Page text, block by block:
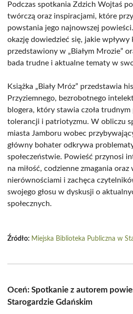
Podczas spotkania Zdzich Wojtaś
twórczą oraz inspiracjami, które
powstania jego najnowszej
okazję dowiedzieć się, jakie wpływy
przedstawiony w „Białym Mrozie”
bada trudne i aktualne tematy w
Książka „Biały Mróz” przedstawia
Przyziemnego, bezrobotnego
blogera, który stawia czoła
tolerancji i patriotyzmu. W obliczu
miasta Jamboru wobec
główny bohater odkrywa
społeczeństwie. Powieść przynosi
na miłość, codzienne zmagania oraz
nierównościami i zachęca
swojego głosu w dyskusji o
społecznych.
Źródło: Miejska Biblioteka Publiczna w
Oceń: Spotkanie z autorem
Starogardzie Gdańskim